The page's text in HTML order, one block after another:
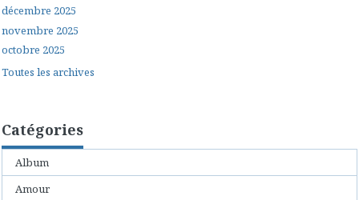
décembre 2025
novembre 2025
octobre 2025
Toutes les archives
Catégories
Album
Amour